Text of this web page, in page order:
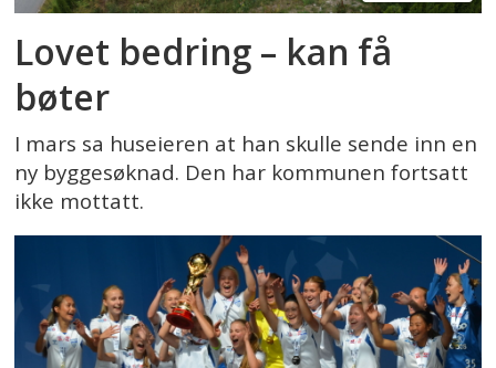
Lovet bedring – kan få
bøter
I mars sa huseieren at han skulle sende inn en
ny byggesøknad. Den har kommunen fortsatt
ikke mottatt.